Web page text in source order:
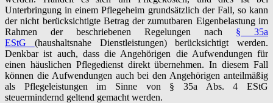
Unterbringung in einem Pflegeheim grundsätzlich der Fall, so kann
der nicht berücksichtigte Betrag der zumutbaren Eigenbelastung im
Rahmen der beschriebenen Regelungen nach § 35a
EStG (haushaltsnahe Dienstleistungen) berücksichtigt werden.
Denkbar ist auch, dass die Angehörigen die Aufwendungen für
einen häuslichen Pflegedienst direkt übernehmen. In diesem Fall
können die Aufwendungen auch bei den Angehörigen anteilmäßig
als Pflegeleistungen im Sinne von § 35a Abs. 4 EStG
steuermindernd geltend gemacht werden.